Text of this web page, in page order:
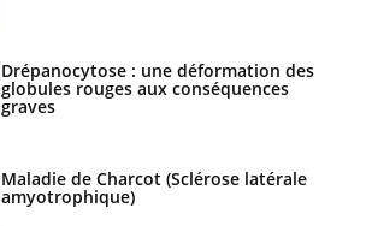
Drépanocytose : une déformation des
globules rouges aux conséquences
graves
Maladie de Charcot (Sclérose latérale
amyotrophique)